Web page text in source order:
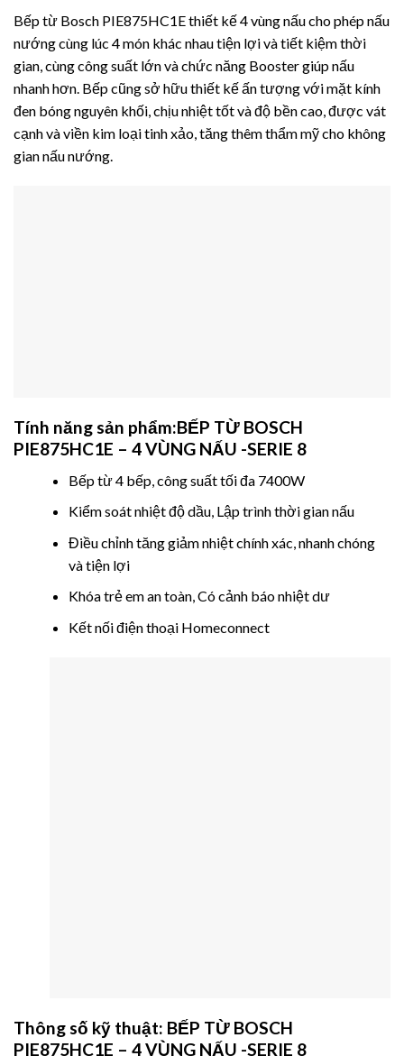
Bếp từ Bosch PIE875HC1E thiết kế 4 vùng nấu cho phép nấu
nướng cùng lúc 4 món khác nhau tiện lợi và tiết kiệm thời
gian, cùng công suất lớn và chức năng Booster giúp nấu
nhanh hơn. Bếp cũng sở hữu thiết kế ấn tượng với mặt kính
đen bóng nguyên khối, chịu nhiệt tốt và độ bền cao, được vát
cạnh và viền kim loại tinh xảo, tăng thêm thẩm mỹ cho không
gian nấu nướng.
Tính năng sản phẩm:BẾP TỪ BOSCH
PIE875HC1E – 4 VÙNG NẤU -SERIE 8
Bếp từ 4 bếp, công suất tối đa 7400W
Kiểm soát nhiệt độ dầu, Lập trình thời gian nấu
Điều chỉnh tăng giảm nhiệt chính xác, nhanh chóng
và tiện lợi
Khóa trẻ em an toàn, Có cảnh báo nhiệt dư
Kết nối điện thoại Homeconnect
Thông số kỹ thuật: BẾP TỪ BOSCH
PIE875HC1E – 4 VÙNG NẤU -SERIE 8